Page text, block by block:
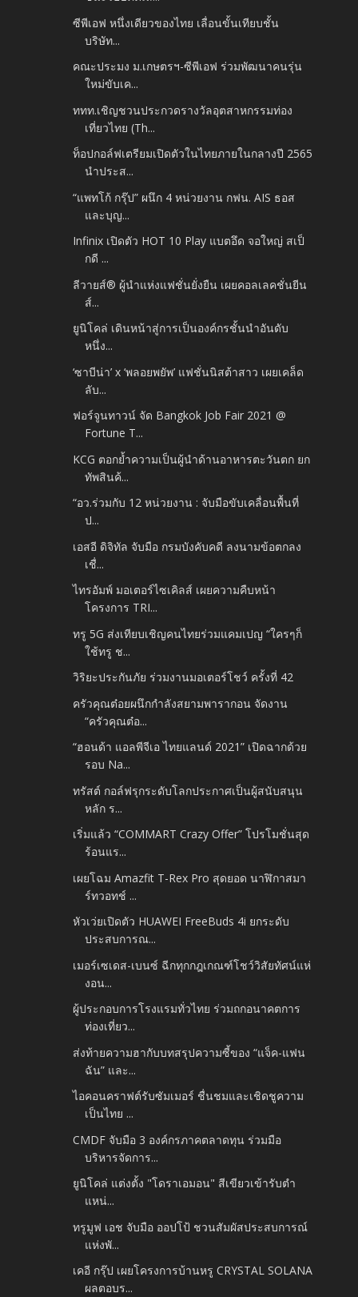
ซีพีเอฟ หนึ่งเดียวของไทย เลื่อนขั้นเทียบชั้น
บริษัท...
คณะประมง ม.เกษตรฯ-ซีพีเอฟ ร่วมพัฒนาคนรุ่น
ใหม่ขับเค...
ททท.เชิญชวนประกวดรางวัลอุตสาหกรรมท่อง
เที่ยวไทย (Th...
ท็อปกอล์ฟเตรียมเปิดตัวในไทยภายในกลางปี 2565
นำประส...
“แพทโก้ กรุ๊ป” ผนึก 4 หน่วยงาน กฟน. AIS ธอส
และบุญ...
Infinix เปิดตัว HOT 10 Play แบตอึด จอใหญ่ สเป็
กดี ...
ลีวายส์® ผู้นำแห่งแฟชั่นยั่งยืน เผยคอลเลคชั่นยีน
ส์...
ยูนิโคล่ เดินหน้าสู่การเป็นองค์กรชั้นนำอันดับ
หนึ่ง...
‘ซาบีน่า’ x ‘พลอยพยัพ’ แฟชั่นนิสต้าสาว เผยเคล็ด
ลับ...
ฟอร์จูนทาวน์ จัด Bangkok Job Fair 2021 @
Fortune T...
KCG ตอกย้ำความเป็นผู้นำด้านอาหารตะวันตก ยก
ทัพสินค้...
“อว.ร่วมกับ 12 หน่วยงาน : จับมือขับเคลื่อนพื้นที่
ป...
เอสอี ดิจิทัล จับมือ กรมบังคับคดี ลงนามข้อตกลง
เชื่...
ไทรอัมพ์ มอเตอร์ไซเคิลส์ เผยความคืบหน้า
โครงการ TRI...
ทรู 5G ส่งเทียบเชิญคนไทยร่วมแคมเปญ “ใครๆก็
ใช้ทรู ช...
วิริยะประกันภัย ร่วมงานมอเตอร์โชว์ ครั้งที่ 42
ครัวคุณต๋อยผนึกกำลังสยามพารากอน จัดงาน
“ครัวคุณต๋อ...
“ฮอนด้า แอลพีจีเอ ไทยแลนด์ 2021” เปิดฉากด้วย
รอบ Na...
ทรัสต์ กอล์ฟรุกระดับโลกประกาศเป็นผู้สนับสนุน
หลัก ร...
เริ่มแล้ว “COMMART Crazy Offer” โปรโมชั่นสุด
ร้อนแร...
เผยโฉม Amazfit T-Rex Pro สุดยอด นาฬิกาสมา
ร์ทวอทช์ ...
หัวเว่ยเปิดตัว HUAWEI FreeBuds 4i ยกระดับ
ประสบการณ...
เมอร์เซเดส-เบนซ์ ฉีกทุกกฎเกณฑ์โชว์วิสัยทัศน์แห่
งอน...
ผู้ประกอบการโรงแรมทั่วไทย ร่วมถกอนาคตการ
ท่องเที่ยว...
ส่งท้ายความฮากับบทสรุปความซี้ของ “แจ็ค-แฟน
ฉัน” และ...
ไอคอนคราฟต์รับซัมเมอร์ ชื่นชมและเชิดชูความ
เป็นไทย ...
CMDF จับมือ 3 องค์กรภาคตลาดทุน ร่วมมือ
บริหารจัดการ...
ยูนิโคล่ แต่งตั้ง "โดราเอมอน" สีเขียวเข้ารับตำ
แหน่...
ทรูมูฟ เอช จับมือ ออปโป้ ชวนสัมผัสประสบการณ์
แห่งพั...
เคอี กรุ๊ป เผยโครงการบ้านหรู CRYSTAL SOLANA
ผลตอบร...